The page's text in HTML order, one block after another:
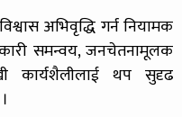
अभिवृद्धि गर्न नियामक
समन्वय, जनचेतनामूलक
कार्यशैलीलाई थप सुदृढ